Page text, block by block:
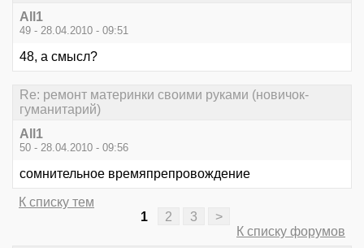
All1
49 - 28.04.2010 - 09:51
48, а смысл?
Re: ремонт материнки своими руками (новичок-
гуманитарий)
All1
50 - 28.04.2010 - 09:56
сомнительное времяпрепровождение
К списку тем
1
2 3
>
К списку форумов